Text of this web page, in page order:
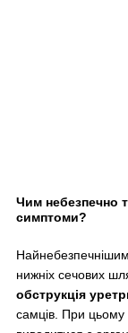
Чим небезпечно
симптоми?
нижніх сечових
обструкція
самців. При